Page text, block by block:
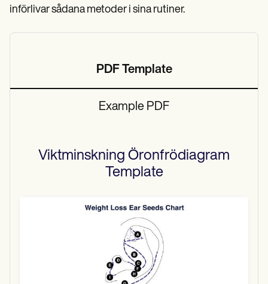
införlivar sådana metoder i sina rutiner.
PDF Template
Example PDF
Viktminskning Öronfrödiagram
Template